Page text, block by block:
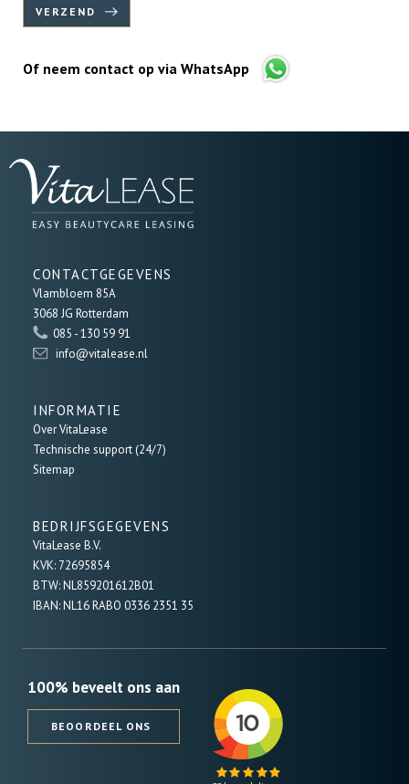
VERZEND
Of neem contact op via WhatsApp
CONTACTGEGEVENS
Vlambloem 85A
3068 JG Rotterdam
085 - 130 59 91
info@vitalease.nl
INFORMATIE
Over VitaLease
Technische support (24/7)
Sitemap
BEDRIJFSGEGEVENS
VitaLease B.V.
KVK: 72695854
BTW: NL859201612B01
IBAN: NL16 RABO 0336 2351 35
100% beveelt ons aan
BEOORDEEL ONS